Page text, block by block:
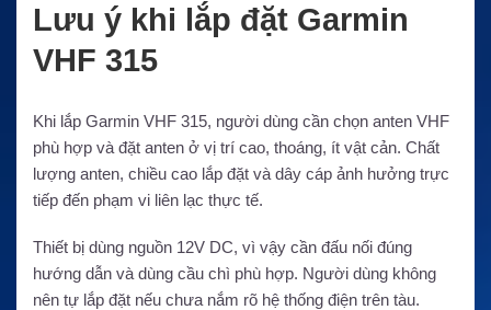
Lưu ý khi lắp đặt Garmin
VHF 315
Khi lắp Garmin VHF 315, người dùng cần chọn anten VHF
phù hợp và đặt anten ở vị trí cao, thoáng, ít vật cản. Chất
lượng anten, chiều cao lắp đặt và dây cáp ảnh hưởng trực
tiếp đến phạm vi liên lạc thực tế.
Thiết bị dùng nguồn 12V DC, vì vậy cần đấu nối đúng
hướng dẫn và dùng cầu chì phù hợp. Người dùng không
nên tự lắp đặt nếu chưa nắm rõ hệ thống điện trên tàu.